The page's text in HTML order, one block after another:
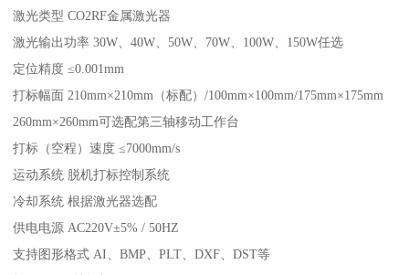
激光类型 CO2RF金属激光器
激光输出功率 30W、40W、50W、70W、100W、150W任选
定位精度 ≤0.001mm
打标幅面 210mm×210mm（标配）/100mm×100mm/175mm×175mm
260mm×260mm可选配第三轴移动工作台
打标（空程）速度 ≤7000mm/s
运动系统 脱机打标控制系统
冷却系统 根据激光器选配
供电电源 AC220V±5% / 50HZ
支持图形格式 AI、BMP、PLT、DXF、DST等